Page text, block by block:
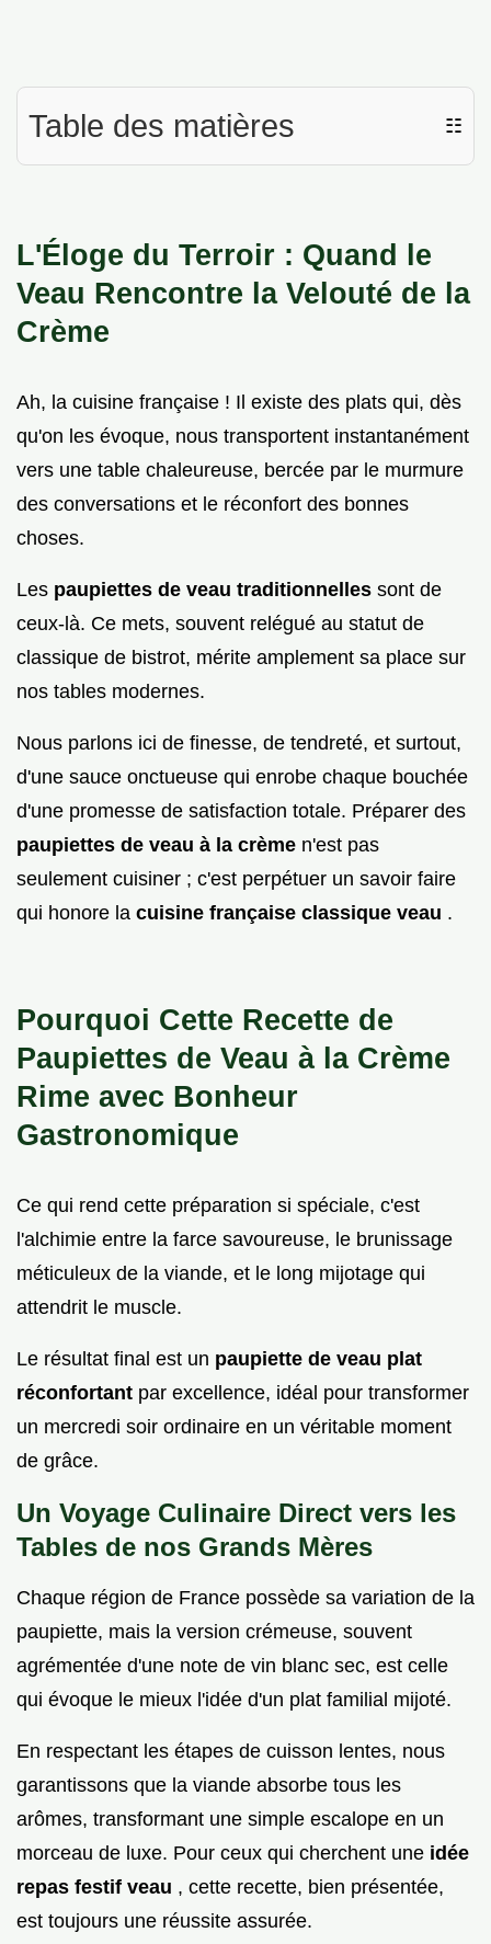
Table des matières ☷
L'Éloge du Terroir : Quand le
Veau Rencontre la Velouté de la
Crème
Ah, la cuisine française ! Il existe des plats qui, dès
qu'on les évoque, nous transportent instantanément
vers une table chaleureuse, bercée par le murmure
des conversations et le réconfort des bonnes
choses.
Les paupiettes de veau traditionnelles sont de
ceux-là. Ce mets, souvent relégué au statut de
classique de bistrot, mérite amplement sa place sur
nos tables modernes.
Nous parlons ici de finesse, de tendreté, et surtout,
d'une sauce onctueuse qui enrobe chaque bouchée
d'une promesse de satisfaction totale. Préparer des
paupiettes de veau à la crème n'est pas
seulement cuisiner ; c'est perpétuer un savoir faire
qui honore la cuisine française classique veau .
Pourquoi Cette Recette de
Paupiettes de Veau à la Crème
Rime avec Bonheur
Gastronomique
Ce qui rend cette préparation si spéciale, c'est
l'alchimie entre la farce savoureuse, le brunissage
méticuleux de la viande, et le long mijotage qui
attendrit le muscle.
Le résultat final est un paupiette de veau plat
réconfortant par excellence, idéal pour transformer
un mercredi soir ordinaire en un véritable moment
de grâce.
Un Voyage Culinaire Direct vers les
Tables de nos Grands Mères
Chaque région de France possède sa variation de la
paupiette, mais la version crémeuse, souvent
agrémentée d'une note de vin blanc sec, est celle
qui évoque le mieux l'idée d'un plat familial mijoté.
En respectant les étapes de cuisson lentes, nous
garantissons que la viande absorbe tous les
arômes, transformant une simple escalope en un
morceau de luxe. Pour ceux qui cherchent une idée
repas festif veau , cette recette, bien présentée,
est toujours une réussite assurée.